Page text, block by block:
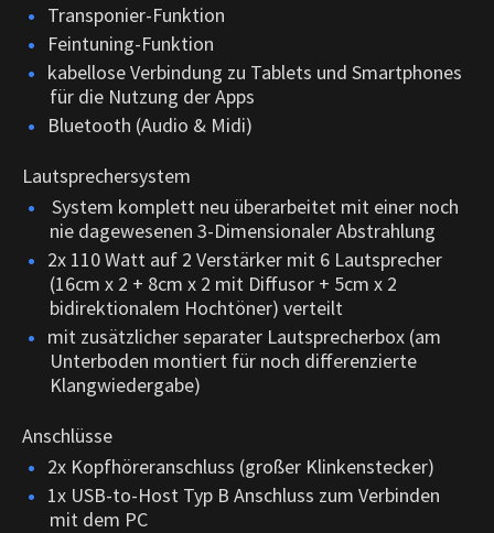
Transponier-Funktion
Feintuning-Funktion
kabellose Verbindung zu Tablets und Smartphones
für die Nutzung der Apps
Bluetooth (Audio & Midi)
Lautsprechersystem
System komplett neu überarbeitet mit einer noch
nie dagewesenen 3-Dimensionaler Abstrahlung
2x 110 Watt auf 2 Verstärker mit 6 Lautsprecher
(16cm x 2 + 8cm x 2 mit Diffusor + 5cm x 2
bidirektionalem Hochtöner) verteilt
mit zusätzlicher separater Lautsprecherbox (am
Unterboden montiert für noch differenzierte
Klangwiedergabe)
Anschlüsse
2x Kopfhöreranschluss (großer Klinkenstecker)
1x USB-to-Host Typ B Anschluss zum Verbinden
mit dem PC